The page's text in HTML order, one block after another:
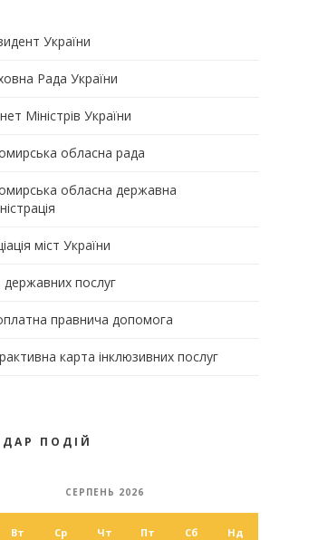
України
Рада України
Міністрів України
обласна рада
обласна державна
міст України
державних послуг
правнича допомога
карта інклюзивних послуг
ПОДІЙ
СЕРПЕНЬ 2026
Вт Ср Чт Пт Сб Нд